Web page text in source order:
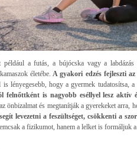
a futás, a bújócska vagy a labdázás
életébe. A gyakori edzés fejleszti
is lényegesebb, hogy a gyermek tudatosítsa,
felnőttként is nagyobb eséllyel lesz aktív
önbizalmat és megtanítják a gyerekeket arra,
segít levezetni a feszültséget, csökkenti a
a fizikumot, hanem a lelket is formáljuk